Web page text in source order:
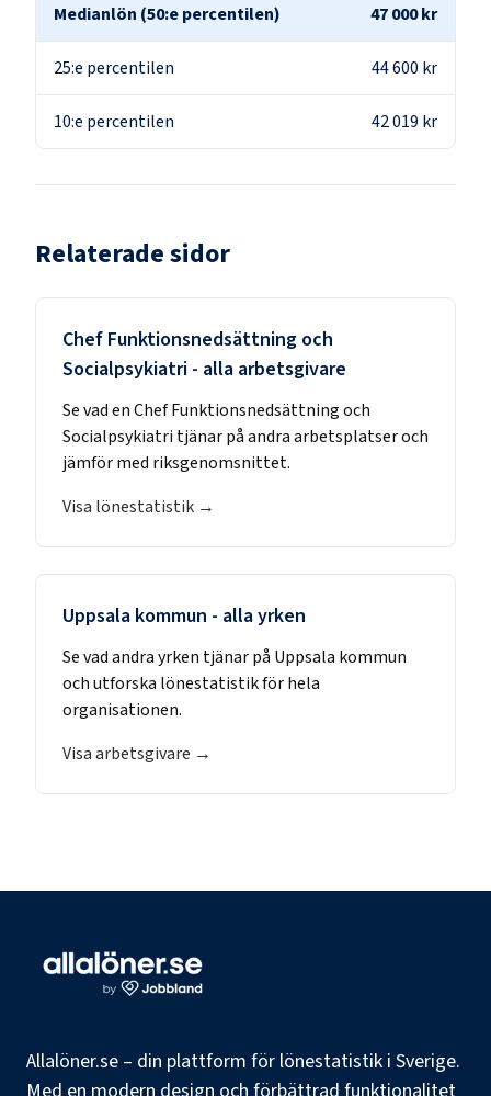
Medianlön (50:e percentilen) 47 000 kr
25:e percentilen 44 600 kr
10:e percentilen 42 019 kr
Relaterade sidor
Chef Funktionsnedsättning och
Socialpsykiatri - alla arbetsgivare
Se vad enChef Funktionsnedsättning och
Socialpsykiatri tjänar på andra arbetsplatser och
jämför med riksgenomsnittet.
Visa lönestatistik →
Uppsala kommun - alla yrken
Se vad andra yrken tjänar på Uppsala kommun
och utforska lönestatistik för hela
organisationen.
Visa arbetsgivare →
Allalöner.se – din plattform för lönestatistik i Sverige.